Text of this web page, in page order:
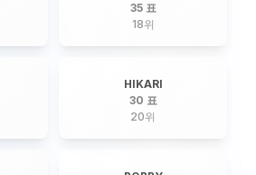
35 표
18위
HIKARI
30 표
20위